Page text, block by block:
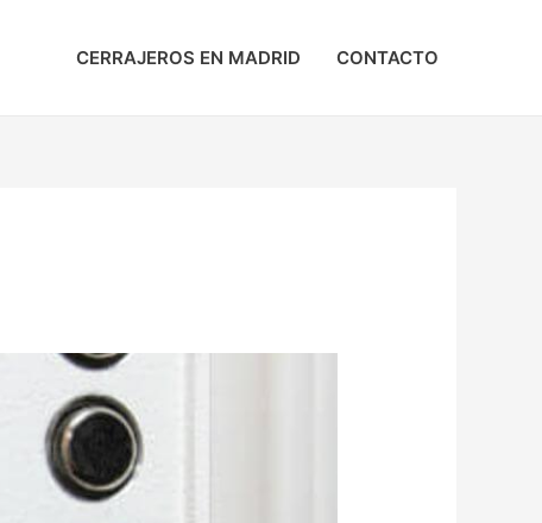
CERRAJEROS EN MADRID CONTACTO